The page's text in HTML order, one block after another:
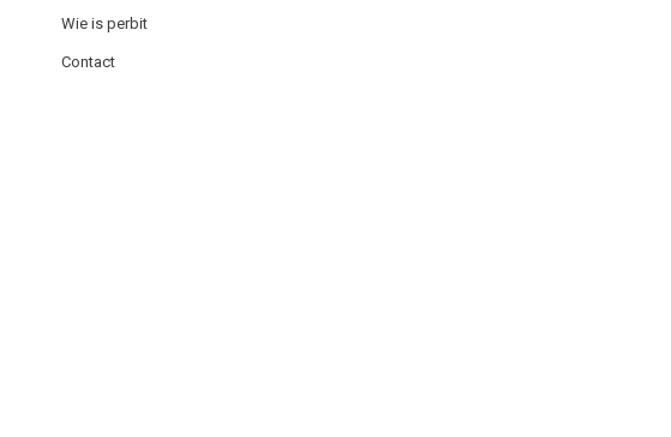
Wie is perbit
Contact